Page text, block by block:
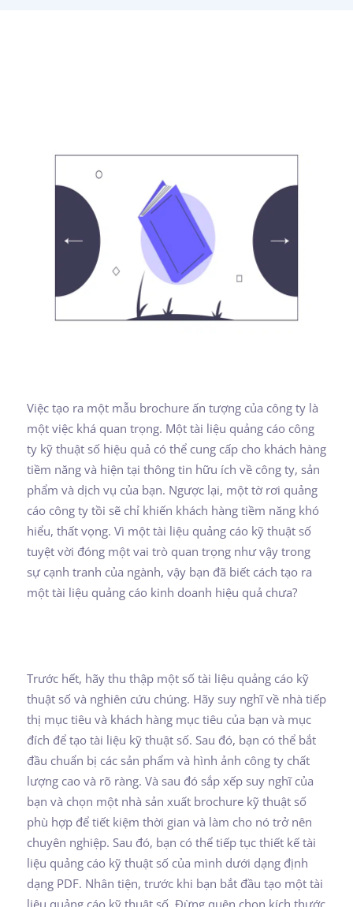
Việc tạo ra một mẫu brochure ấn tượng của công ty là
một việc khá quan trọng. Một tài liệu quảng cáo công
ty kỹ thuật số hiệu quả có thể cung cấp cho khách hàng
tiềm năng và hiện tại thông tin hữu ích về công ty, sản
phẩm và dịch vụ của bạn. Ngược lại, một tờ rơi quảng
cáo công ty tồi sẽ chỉ khiến khách hàng tiềm năng khó
hiểu, thất vọng. Vì một tài liệu quảng cáo kỹ thuật số
tuyệt vời đóng một vai trò quan trọng như vậy trong
sự cạnh tranh của ngành, vậy bạn đã biết cách tạo ra
một tài liệu quảng cáo kinh doanh hiệu quả chưa?
Trước hết, hãy thu thập một số tài liệu quảng cáo kỹ
thuật số và nghiên cứu chúng. Hãy suy nghĩ về nhà tiếp
thị mục tiêu và khách hàng mục tiêu của bạn và mục
đích để tạo tài liệu kỹ thuật số. Sau đó, bạn có thể bắt
đầu chuẩn bị các sản phẩm và hình ảnh công ty chất
lượng cao và rõ ràng. Và sau đó sắp xếp suy nghĩ của
bạn và chọn một nhà sản xuất brochure kỹ thuật số
phù hợp để tiết kiệm thời gian và làm cho nó trở nên
chuyên nghiệp. Sau đó, bạn có thể tiếp tục thiết kế tài
liệu quảng cáo kỹ thuật số của mình dưới dạng định
dạng PDF. Nhân tiện, trước khi bạn bắt đầu tạo một tài